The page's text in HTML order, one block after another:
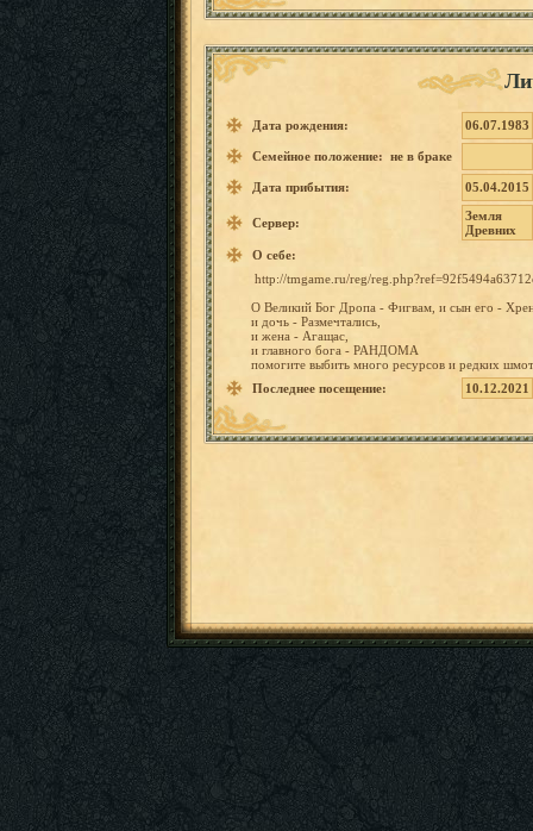
Дата рождения: 06.07.1983
Семейное положение: не в браке
Дата прибытия: 05.04.2015
Сервер:
Земля
Древних
О себе:
http://tmgame.ru/reg/reg .php?ref=92f5494
О Великий Бог Дропа - Фигвам, и сын его -
и дочь - Размечтались,
и жена - Агащас,
и главного бога - РАНДОМА
помогите выбить много ресурсов и редких
Последнее посещение:
10.12.2021